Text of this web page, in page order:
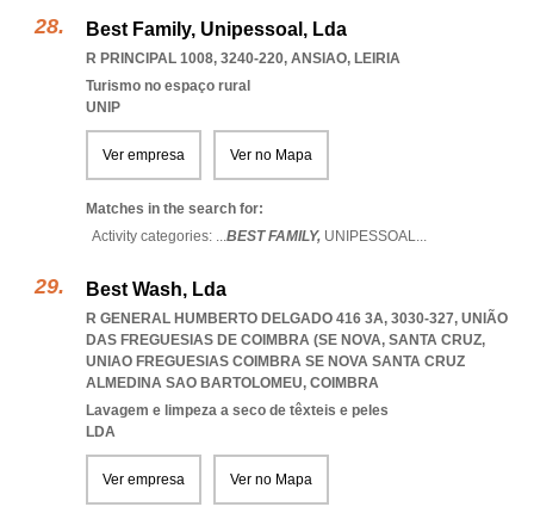
Best Family, Unipessoal, Lda
R PRINCIPAL 1008, 3240-220, ANSIAO, LEIRIA
Turismo no espaço rural
UNIP
Ver empresa Ver no Mapa
Matches in the search for:
Activity categories: ...BEST FAMILY, UNIPESSOAL...
Best Wash, Lda
R GENERAL HUMBERTO DELGADO 416 3A, 3030-327, UNIÃO
DAS FREGUESIAS DE COIMBRA (SE NOVA, SANTA CRUZ,
UNIAO FREGUESIAS COIMBRA SE NOVA SANTA CRUZ
ALMEDINA SAO BARTOLOMEU, COIMBRA
Lavagem e limpeza a seco de têxteis e peles
LDA
Ver empresa Ver no Mapa